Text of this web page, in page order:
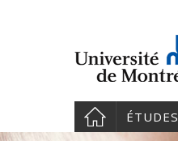
ÉTUDES